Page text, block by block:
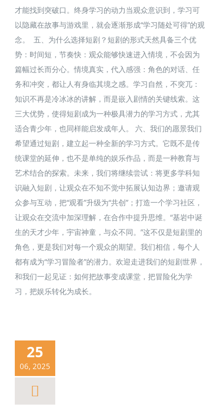
才能找到突破口。终身学习的动力当观众意识到，学习可
以隐藏在故事与游戏里，就会逐渐形成“学习随处可得”的观
念。 五、为什么选择短剧？​短剧的形式天然具备三个优
势：时间短，节奏快：观众能够快速进入情境，不会因为
篇幅过长而分心。情境真实，代入感强：角色的对话、任
务和冲突，都让人有身临其境之感。学习自然，不突兀：
知识不再是冷冰冰的讲解，而是嵌入剧情的关键线索。这
三大优势，使得短剧成为一种极具潜力的学习方式，尤其
适合青少年，也同样能启发成年人。 六、我们的愿景​我们
希望通过短剧，建立起一种全新的学习方式。它既不是传
统课堂的延伸，也不是单纯的娱乐作品，而是一种教育与
艺术结合的探索。未来，我们将继续尝试：将更多学科知
识融入短剧，让观众在不知不觉中拓展认知边界；邀请观
众参与互动，把“观看”升级为“共创”；打造一个学习社区，
让观众在交流中加深理解，在合作中提升思维。“基岩中诞
生的天才少年，宇宙神童，与众不同。”这不仅是短剧里的
角色，更是我们对每一个观众的期望。我们相信，每个人
都有成为“学习冒险者”的潜力。欢迎走进我们的短剧世界，
和我们一起见证：如何把故事变成课堂，把冒险化为学
习，把娱乐转化为成长。
25
06, 2025